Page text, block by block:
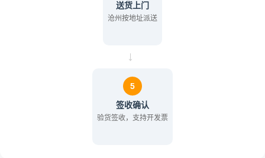
送货上门
沧州按地址派送
→
5
签收确认
验货签收，支持开发票